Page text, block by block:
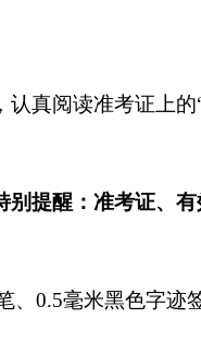
认真阅读准考证上的
别提醒：准考证、
、0.5毫米黑色字迹